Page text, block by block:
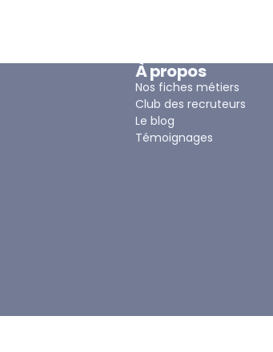
À propos
Nos fiches métiers
Club des recruteurs
Le blog
Témoignages